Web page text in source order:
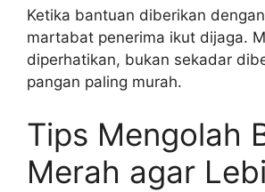
Ketika bantuan diberikan
martabat penerima ikut dijaga.
diperhatikan, bukan sekadar
pangan paling murah.
Tips Mengolah
Merah agar